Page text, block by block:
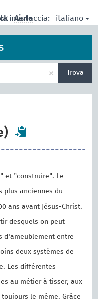
interfaccia: italiano
Aiuto
× Trova
et "construire". Le
plus anciennes du
ans avant Jésus-Christ.
desquels on peut
d'ameublement entre
deux systèmes de
Les différentes
au métier à tisser, aux
le même. Grâce